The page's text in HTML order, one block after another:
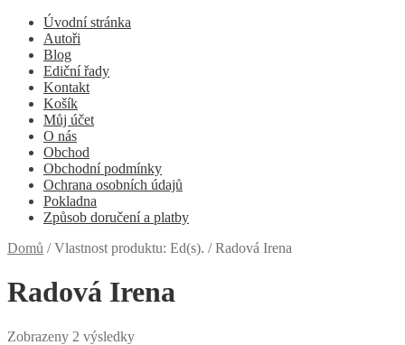
Úvodní stránka
Autoři
Blog
Ediční řady
Kontakt
Košík
Můj účet
O nás
Obchod
Obchodní podmínky
Ochrana osobních údajů
Pokladna
Způsob doručení a platby
Domů /Vlastnost produktu: Ed(s). /Radová Irena
Radová Irena
Zobrazeny 2 výsledky